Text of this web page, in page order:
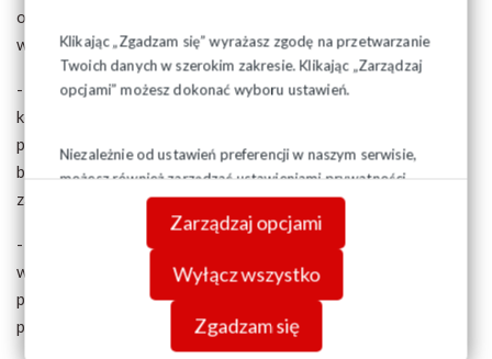
Klikając „Zgadzam się” wyrażasz zgodę na przetwarzanie
Twoich danych w szerokim zakresie. Klikając „Zarządzaj
opcjami” możesz dokonać wyboru ustawień.
Niezależnie od ustawień preferencji w naszym serwisie,
możesz również zarządzać ustawieniami prywatności
swojej przeglądarki. Więcej informacji o przetwarzaniu
danych znajdziesz wPolityce prywatności.
Zarządzaj opcjami
Wyłącz wszystko
Zgadzam się
odnaleźć się na rynku pracy. Na stronie
www.kolejnamlodych.pl będzie można dowiedzieć się:
- jak efektywnie wykorzystać swoje wykształcenie i
kompetencje na rynku pracy. Pokażemy jak znaleźć dobrego
pracodawcę i czym go do siebie przekonać. To sprawi, że
bardziej świadomie będziesz kierować swoją karierą
zawodową;
- o rodzajach umów jakie można zawrzeć z pracodawcą i jakie
wynikają z nich prawa, ale też obowiązki dla pracownika. To
podstawa, by nie dać się oszukiwać, ale też być fair wobec
przełożonych;